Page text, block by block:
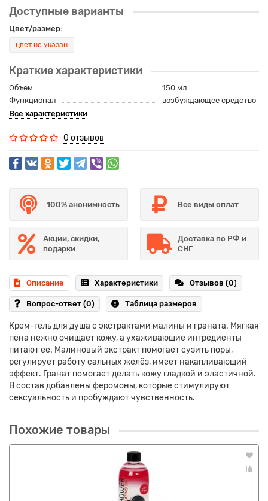
Доступные варианты
Цвет/размер:
цвет не указан
Краткие характеристики
Объем
150 мл.
Функционал
возбуждающее средство
Все характеристики
0 отзывов
100% анонимность Все виды оплат
Акции, скидки,
подарки
Доставка по РФ и
СНГ
Описание Характеристики Отзывов (0)
Вопрос-ответ (0) Таблица размеров
Крем-гель для душа с экстрактами малины и граната. Мягкая
пена нежно очищает кожу, а ухаживающие ингредиенты
питают ее. Малиновый экстракт помогает сузить поры,
регулирует работу сальных желёз, имеет накапливающий
эффект. Гранат помогает делать кожу гладкой и эластичной.
В состав добавлены феромоны, которые стимулируют
сексуальность и пробуждают чувственность.
Похожие товары